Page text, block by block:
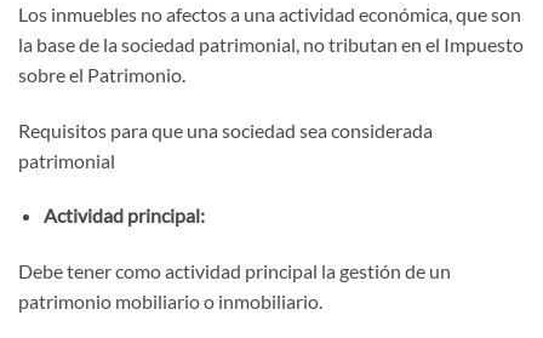
Los inmuebles no afectos a una actividad económica, que son
la base de la sociedad patrimonial, no tributan en el Impuesto
sobre el Patrimonio.
Requisitos para que una sociedad sea considerada
patrimonial
Actividad principal:
Debe tener como actividad principal la gestión de un
patrimonio mobiliario o inmobiliario.